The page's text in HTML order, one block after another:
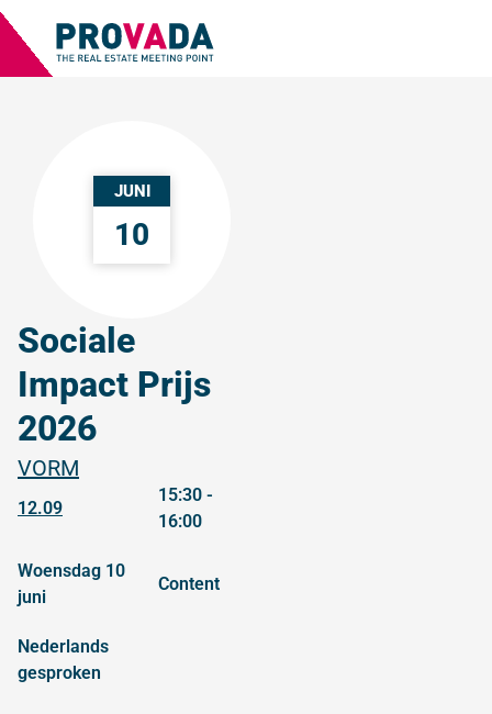
JUNI
10
Sociale
Impact Prijs
2026
VORM
12.09
15:30 -
16:00
woensdag 10
juni
content
Nederlands
gesproken